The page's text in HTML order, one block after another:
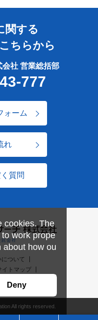
関する
ちらから
社 営業総括部
777
ォーム
れ
質問
ついて
イトマップ
English
All rights reserved.
cookies. The
work prope
about how ou
Deny